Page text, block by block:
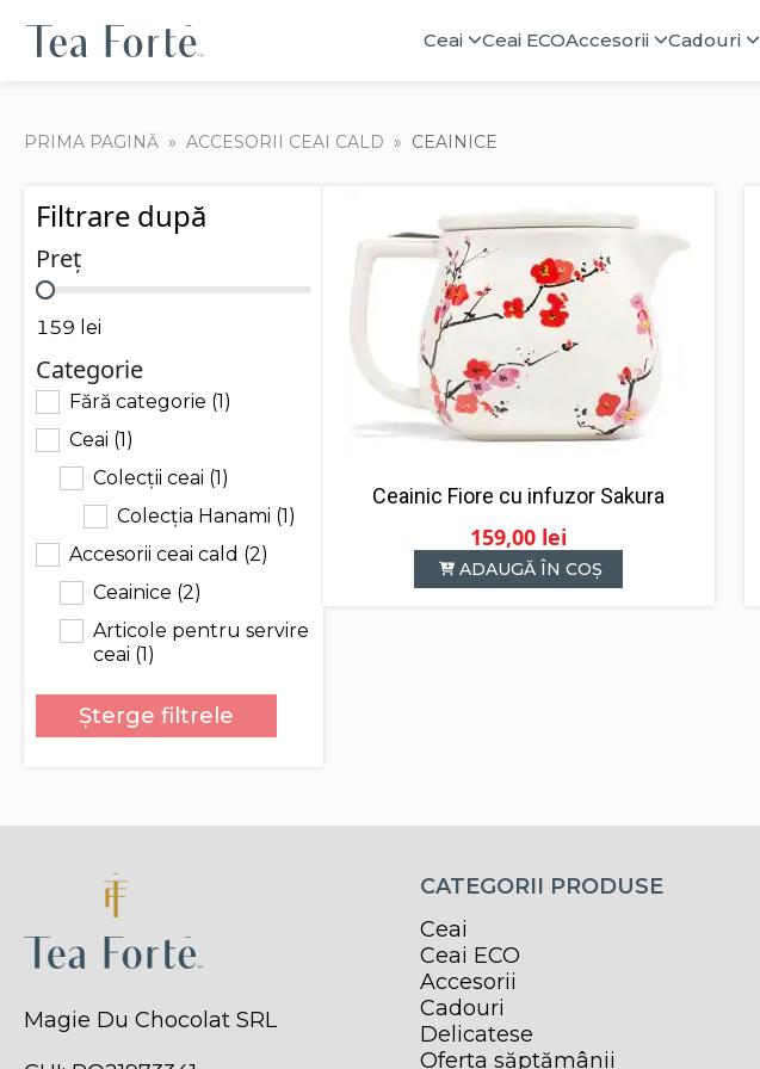
Ceai Ceai ECOAccesorii Cadouri
PRIMA PAGINĂ ACCESORII CEAI CALD CEAINICE
Filtrare după
Preț
Preț
159 lei
Categorie
Categorie
Fără categorie (1)
Ceai (1)
Colecții ceai (1)
Colecția Hanami (1)
Accesorii ceai cald (2)
Ceainice (2)
Articole pentru servire
ceai (1)
Șterge filtrele
Ceainic Fiore cu infuzor Sakura
159,00 lei
ADAUGĂ ÎN COȘ
Magie Du Chocolat SRL
CATEGORII PRODUSE
Ceai
Ceai ECO
Accesorii
Cadouri
Delicatese
Oferta săptămânii